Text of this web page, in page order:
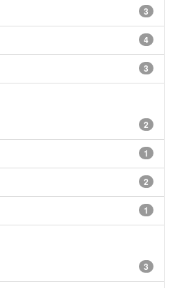
3
4
3
2
1
2
1
3